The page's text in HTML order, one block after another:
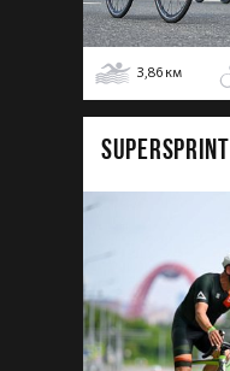
3,86 км
SUPERSPRINT